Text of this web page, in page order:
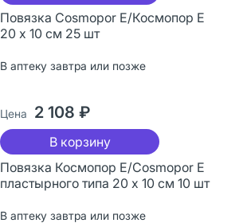
Повязка Cosmopor Е/Космопор Е
20 х 10 см 25 шт
В аптеку завтра или позже
Цена 2 108 ₽
В корзину
Повязка Космопор Е/Cosmopor Е
пластырного типа 20 х 10 см 10 шт
В аптеку завтра или позже